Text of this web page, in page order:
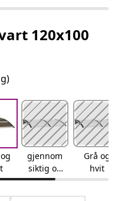
120x100
gjennom
siktig og
svart
Grå og
hvit